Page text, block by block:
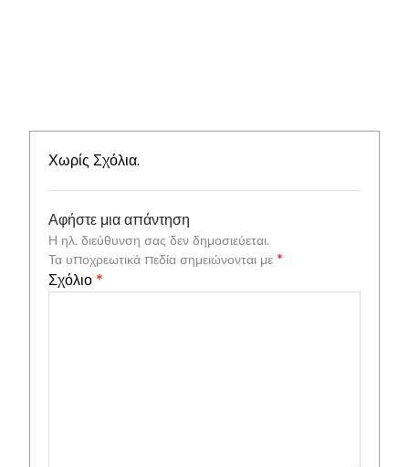
Χωρίς Σχόλια.
Αφήστε μια απάντηση
Η ηλ. διεύθυνση σας δεν δημοσιεύεται.
Τα υποχρεωτικά πεδία σημειώνονται με *
Σχόλιο *